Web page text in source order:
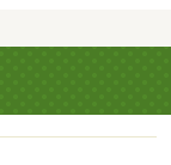
貸戸数:12戸